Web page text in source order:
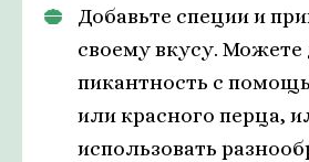
Добавьте специи и
своему вкусу. Можете
пикантность с
или красного перца,
использовать